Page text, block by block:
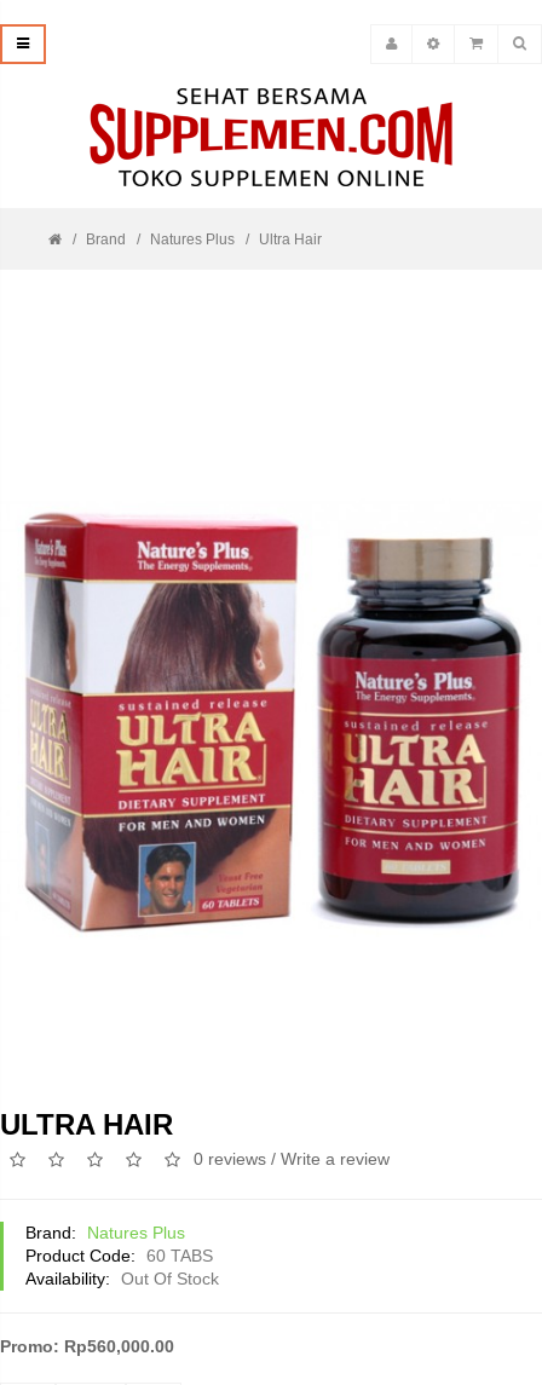
Brand Natures Plus Ultra Hair
ULTRA HAIR
0 reviews / Write a review
Brand:
Natures Plus
Product Code:
60 TABS
Availability:
Out Of Stock
Promo: Rp560,000.00